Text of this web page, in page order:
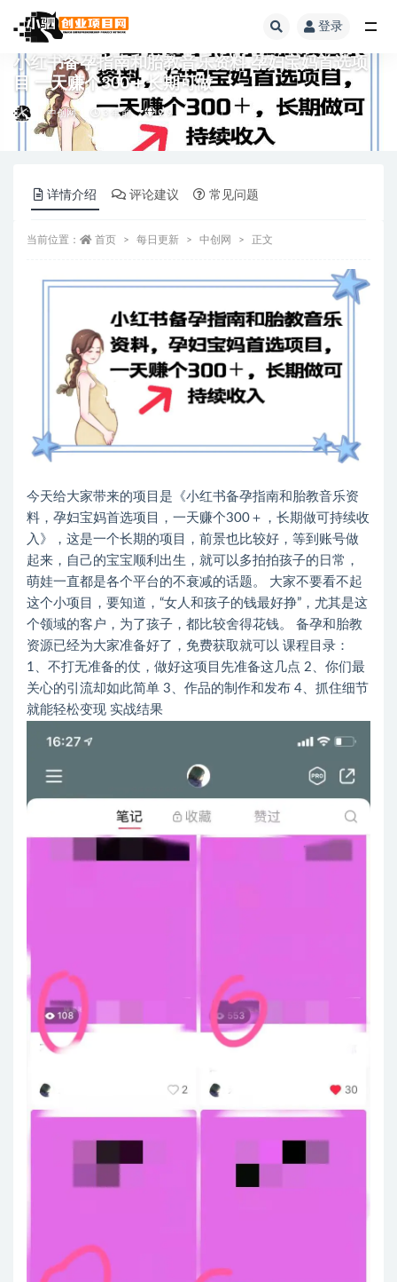
登录
小红书备孕指南和胎教音乐资料 孕妇宝妈首选项
目 一天赚个300＋长期可做
中创网 3 年前 9.9
详情介绍 评论建议 常见问题
当前位置： 首页 每日更新 中创网 正文
今天给大家带来的项目是《小红书备孕指南和胎教音乐资
料，孕妇宝妈首选项目，一天赚个300＋，长期做可持续收
入》，这是一个长期的项目，前景也比较好，等到账号做
起来，自己的宝宝顺利出生，就可以多拍拍孩子的日常，
萌娃一直都是各个平台的不衰减的话题。 大家不要看不起
这个小项目，要知道，“女人和孩子的钱最好挣”，尤其是这
个领域的客户，为了孩子，都比较舍得花钱。 备孕和胎教
资源已经为大家准备好了，免费获取就可以 课程目录：
1、不打无准备的仗，做好这项目先准备这几点 2、你们最
关心的引流却如此简单 3、作品的制作和发布 4、抓住细节
就能轻松变现 实战结果